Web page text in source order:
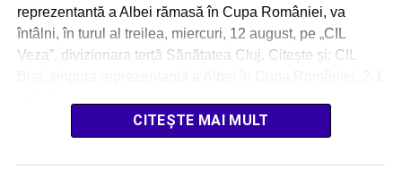
reprezentantă a Albei rămasă în Cupa României, va
întâlni, în turul al treilea, miercuri, 12 august, pe „CIL
Veza”, divizionara terță Sănătatea Cluj. Citește și: CIL
CITEȘTE MAI MULT